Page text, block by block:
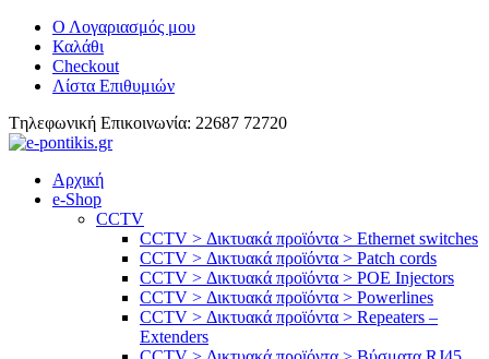
Ο Λογαριασμός μου
Καλάθι
Checkout
Λίστα Επιθυμιών
Tηλεφωνική Επικοινωνία: 22687 72720
Αρχική
e-Shop
CCTV
CCTV > Δικτυακά προϊόντα > Ethernet switches
CCTV > Δικτυακά προϊόντα > Patch cords
CCTV > Δικτυακά προϊόντα > POE Injectors
CCTV > Δικτυακά προϊόντα > Powerlines
CCTV > Δικτυακά προϊόντα > Repeaters –
Extenders